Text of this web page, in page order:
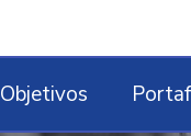
Objetivos